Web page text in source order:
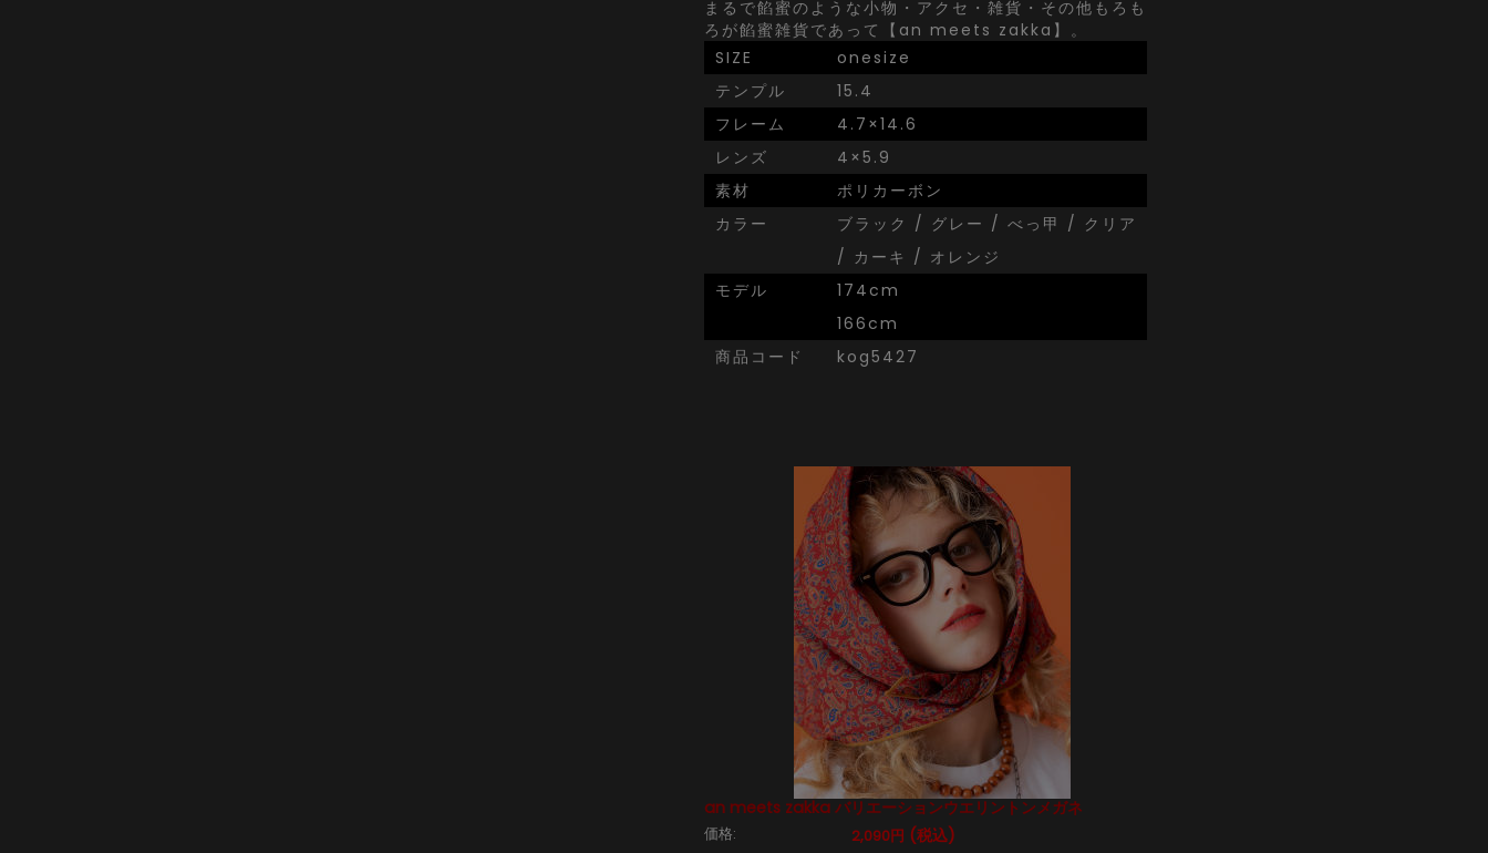
まるで餡蜜のような小物・アクセ・雑貨・その他もろも
ろが餡蜜雑貨であって【an meets zakka】。
SIZE
onesize
テンプル
15.4
フレーム
4.7×14.6
レンズ
4×5.9
素材
ポリカーボン
カラー
ブラック / グレー / べっ甲 / クリア
/ カーキ / オレンジ
モデル
174cm
166cm
商品コード
kog5427
an meets zakka バリエーションウエリントンメガネ
価格: 2,090円 (税込)